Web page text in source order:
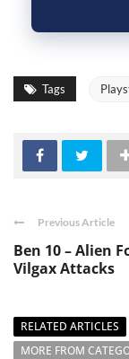
Tags
Previous Article
Ben 10 – Alien
Vilgax Attacks
RELATED ARTICLES
MORE FROM